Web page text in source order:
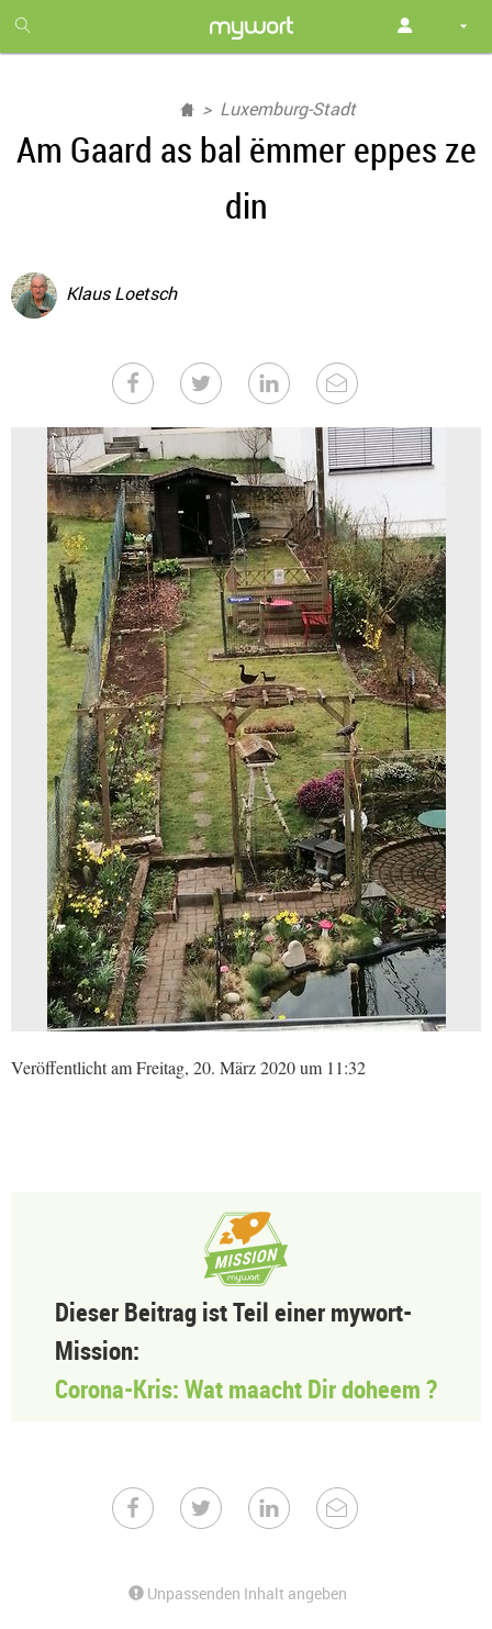
month
free
Luxemburg-Stadt
Am Gaard as bal ëmmer eppes ze
din
Klaus Loetsch
Veröffentlicht am Freitag, 20. März 2020 um 11:32
Dieser Beitrag ist Teil einer mywort-
Mission:
Corona-Kris: Wat maacht Dir doheem ?
Unpassenden Inhalt angeben